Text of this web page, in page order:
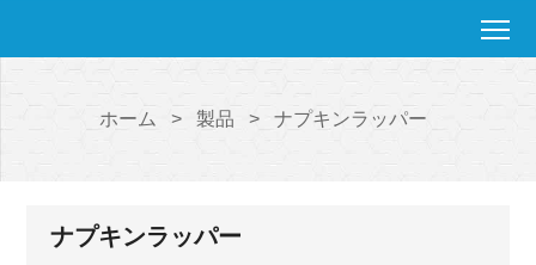
ホーム > 製品 > ナプキンラッパー
ナプキンラッパー